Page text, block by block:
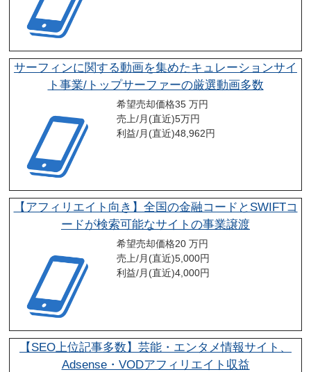
サーフィンに関する動画を集めたキュレーションサイ
ト事業/トップサーファーの厳選動画多数
希望売却価格35 万円
売上/月(直近)5万円
利益/月(直近)48,962円
【アフィリエイト向き】全国の金融コードとSWIFTコ
ードが検索可能なサイトの事業譲渡
希望売却価格20 万円
売上/月(直近)5,000円
利益/月(直近)4,000円
【SEO上位記事多数】芸能・エンタメ情報サイト、
Adsense・VODアフィリエイト収益